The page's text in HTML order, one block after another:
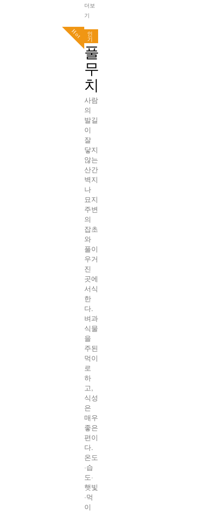
더보
기
Hot
인
기
풀
무
치
사람
의
발길
이
잘
닿지
않는
산간
벽지
나
묘지
주변
의
잡초
와
풀이
우거
진
곳에
서식
한
다.
벼과
식물
을
주된
먹이
로
하
고,
식성
은
매우
좋은
편이
다.
온도
·습
도·
햇빛
·먹
이